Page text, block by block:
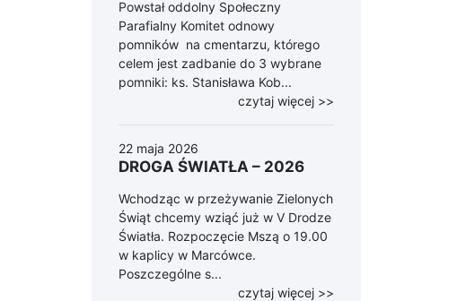
Powstał oddolny Społeczny
Parafialny Komitet odnowy
pomników na cmentarzu, którego
celem jest zadbanie do 3 wybrane
pomniki: ks. Stanisława Kob...
czytaj więcej >>
22 maja 2026
DROGA ŚWIATŁA – 2026
Wchodząc w przeżywanie Zielonych
Świąt chcemy wziąć już w V Drodze
Światła. Rozpoczęcie Mszą o 19.00
w kaplicy w Marcówce.
Poszczególne s...
czytaj więcej >>